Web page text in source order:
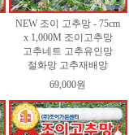
NEW 조이 고추망 - 75cm
x 1,000M 조이고추망
고추네트 고추유인망
절화망 고추재배망
69,000원